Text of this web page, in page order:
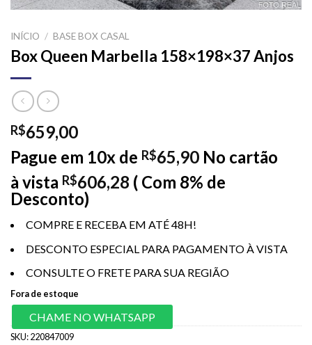
INÍCIO / BASE BOX CASAL
Box Queen Marbella 158×198×37 Anjos
R$659,00
Pague em 10x de R$65,90 No cartão
à vista R$606,28 ( Com 8% de
Desconto)
COMPRE E RECEBA EM ATÉ 48H!
DESCONTO ESPECIAL PARA PAGAMENTO À VISTA
CONSULTE O FRETE PARA SUA REGIÃO
Fora de estoque
CHAME NO WHATSAPP
SKU:220847009